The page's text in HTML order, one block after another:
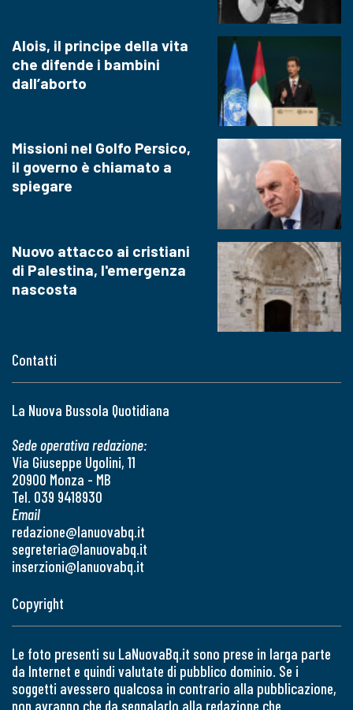
Contatti
La Nuova Bussola Quotidiana
Sede operativa redazione:
Via Giuseppe Ugolini, 11
20900 Monza - MB
Tel. 039 9418930
Email
redazione@lanuovabq.it
segreteria@lanuovabq.it
inserzioni@lanuovabq.it
Alois, il principe della vita
che difende i bambini
dall’aborto
Missioni nel Golfo Persico,
il governo è chiamato a
spiegare
Nuovo attacco ai cristiani
di Palestina, l'emergenza
nascosta
Copyright
Le foto presenti su LaNuovaBq.it sono prese in larga parte
da Internet e quindi valutate di pubblico dominio. Se i
soggetti avessero qualcosa in contrario alla pubblicazione,
non avranno che da segnalarlo alla redazione che